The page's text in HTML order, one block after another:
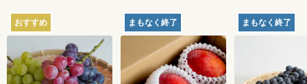
おすすめ
【産地直送】葡萄畑
ふくじろうのふぞろ
まもなく終了
【産地直送】久米島
のマンゴー 1kg（特
まもなく終了
府のぶどう・